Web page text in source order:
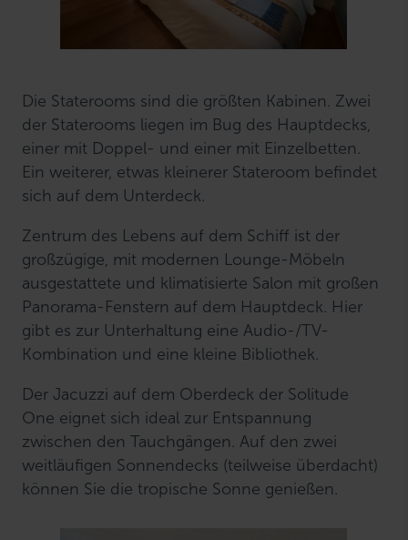
Die Staterooms sind die größten Kabinen. Zwei
der Staterooms liegen im Bug des Hauptdecks,
einer mit Doppel- und einer mit Einzelbetten.
Ein weiterer, etwas kleinerer Stateroom befindet
sich auf dem Unterdeck.
Zentrum des Lebens auf dem Schiff ist der
großzügige, mit modernen Lounge-Möbeln
ausgestattete und klimatisierte Salon mit großen
Panorama-Fenstern auf dem Hauptdeck. Hier
gibt es zur Unterhaltung eine Audio-/TV-
Kombination und eine kleine Bibliothek.
Der Jacuzzi auf dem Oberdeck der Solitude
One eignet sich ideal zur Entspannung
zwischen den Tauchgängen. Auf den zwei
weitläufigen Sonnendecks (teilweise überdacht)
können Sie die tropische Sonne genießen.